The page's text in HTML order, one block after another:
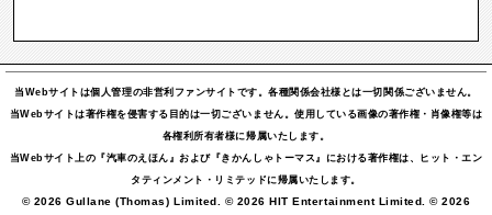
当Webサイトは個人管理の非営利ファンサイトです。各種関係会社様とは一切関係ございません。
当Webサイトは著作権を侵害する目的は一切ございません。使用している画像の著作権・肖像権等は
各権利所有者様に帰属いたします。
当Webサイト上の『汽車のえほん』および『きかんしゃトーマス』における著作権は、ヒット・エン
タティンメント・リミテッドに帰属いたします。
© 2026 Gullane (Thomas) Limited. © 2026 HIT Entertainment Limited. © 2026